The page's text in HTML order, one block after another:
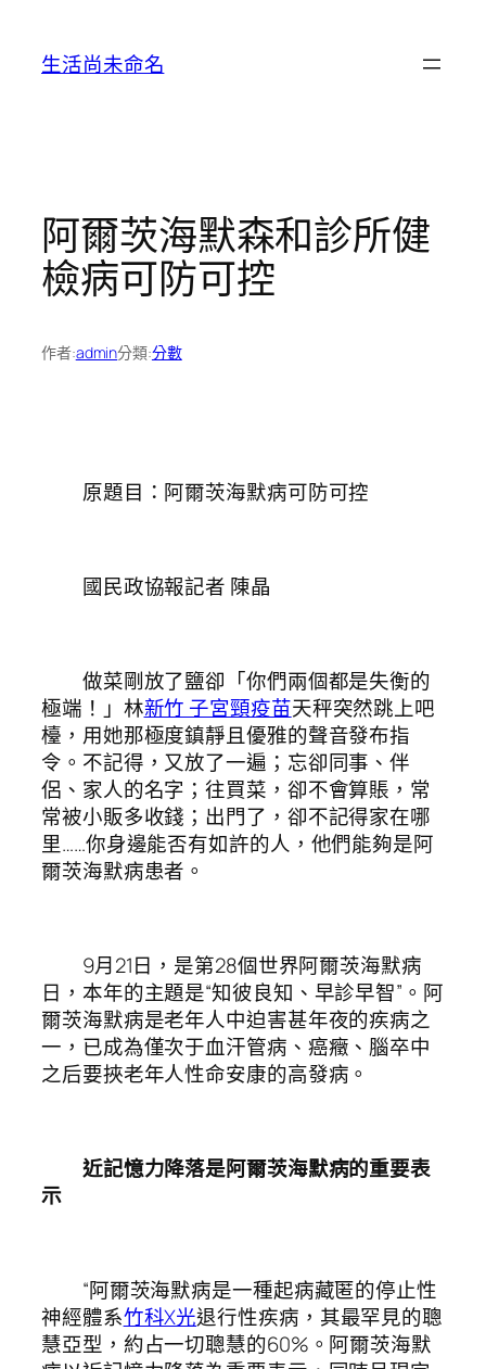
生活尚未命名
阿爾茨海默森和診所健
檢病可防可控
作者:admin分類:分數
原題目：阿爾茨海默病可防可控
國民政協報記者 陳晶
做菜剛放了鹽卻「你們兩個都是失衡的
極端！」林新竹 子宮頸疫苗天秤突然跳上吧
檯，用她那極度鎮靜且優雅的聲音發布指
令。不記得，又放了一遍；忘卻同事、伴
侶、家人的名字；往買菜，卻不會算賬，常
常被小販多收錢；出門了，卻不記得家在哪
里……你身邊能否有如許的人，他們能夠是阿
爾茨海默病患者。
9月21日，是第28個世界阿爾茨海默病
日，本年的主題是“知彼良知、早診早智”。阿
爾茨海默病是老年人中迫害甚年夜的疾病之
一，已成為僅次于血汗管病、癌癥、腦卒中
之后要挾老年人性命安康的高發病。
近記憶力降落是阿爾茨海默病的重要表
示
“阿爾茨海默病是一種起病藏匿的停止性
神經體系竹科X光退行性疾病，其最罕見的聰
慧亞型，約占一切聰慧的60%。阿爾茨海默